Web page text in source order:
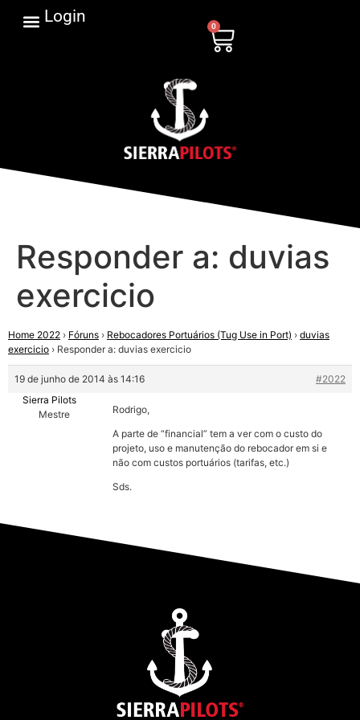
Login
0
Responder a: duvias
exercicio
Home 2022 › Fóruns › Rebocadores Portuários (Tug Use in Port) › duvias
exercicio › Responder a: duvias exercicio
19 de junho de 2014 às 14:16
#2022
Sierra Pilots
Mestre
Rodrigo,
A parte de “financial” tem a ver com o custo do
projeto, uso e manutenção do rebocador em si e
não com custos portuários (tarifas, etc.)
Sds.